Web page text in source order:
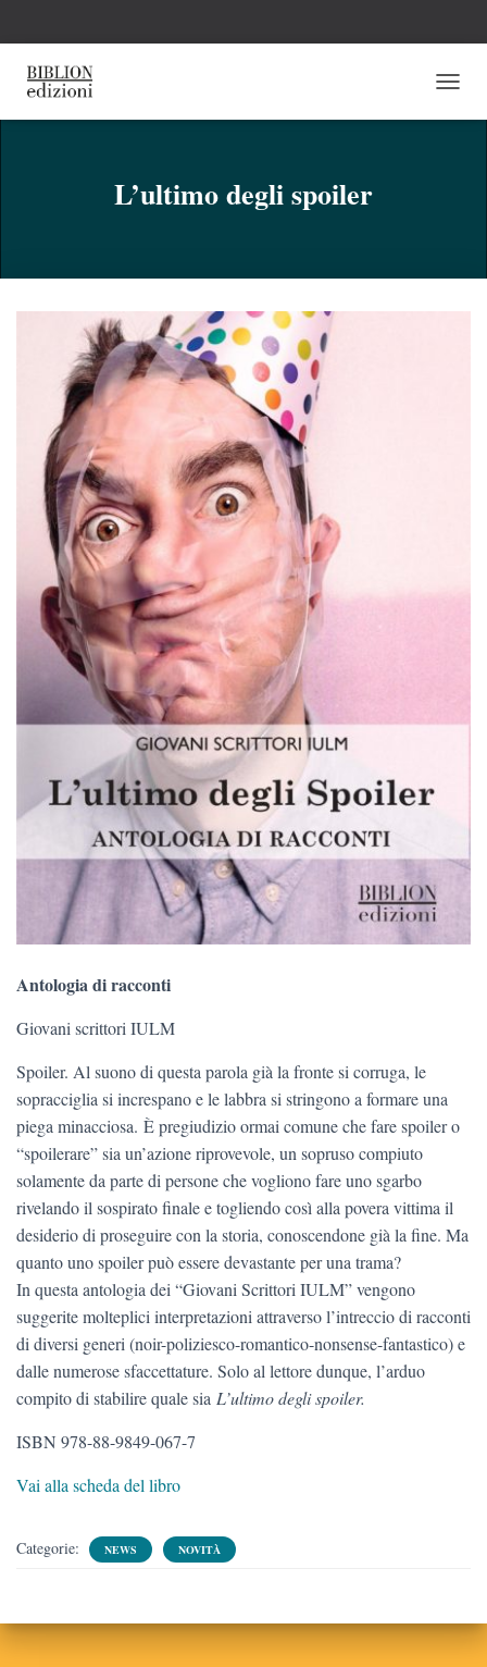
A
N
L’ultimo degli spoiler
Antologia di racconti
Giovani scrittori IULM
Spoiler. Al suono di questa parola già la fronte si corruga, le
sopracciglia si increspano e le labbra si stringono a formare una
piega minacciosa. È pregiudizio ormai comune che fare spoiler o
“spoilerare” sia un’azione riprovevole, un sopruso compiuto
solamente da parte di persone che vogliono fare uno sgarbo
rivelando il sospirato finale e togliendo così alla povera vittima il
desiderio di proseguire con la storia, conoscendone già la fine. Ma
quanto uno spoiler può essere devastante per una trama?
In questa antologia dei “Giovani Scrittori IULM” vengono
suggerite molteplici interpretazioni attraverso l’intreccio di racconti
di diversi generi (noir-poliziesco-romantico-nonsense-fantastico) e
dalle numerose sfaccettature. Solo al lettore dunque, l’arduo
compito di stabilire quale sia L’ultimo degli spoiler.
ISBN 978-88-9849-067-7
Vai alla scheda del libro
Categorie: NEWS NOVITÀ